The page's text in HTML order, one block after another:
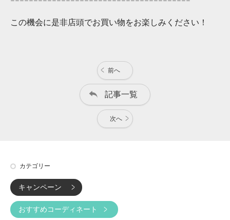
この機会に是非店頭でお買い物をお楽しみください！
前へ
記事一覧
次へ
カテゴリー
キャンペーン
おすすめコーディネート